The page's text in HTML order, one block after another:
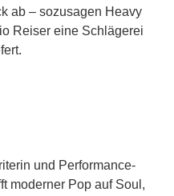
ab – sozusagen Heavy
Reiser eine Schlägerei
und Performance-
moderner Pop auf Soul,